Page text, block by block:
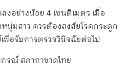
อย่างน้อย 4 เซนติเมตร เมื่อ
นุ่มสาว ควรต้องสงสัยโรคกระดูก
อรับการตรวจวินิจฉัยต่อไป
รณ์ สภากาชาดไทย